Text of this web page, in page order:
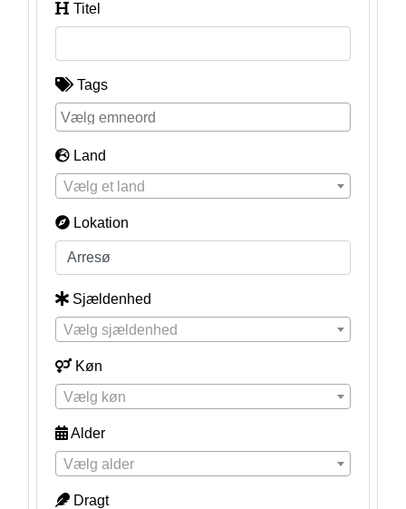
Titel
Tags
Land
Vælg et land
Lokation
Sjældenhed
Vælg sjældenhed
Køn
Vælg køn
Alder
Vælg alder
Dragt